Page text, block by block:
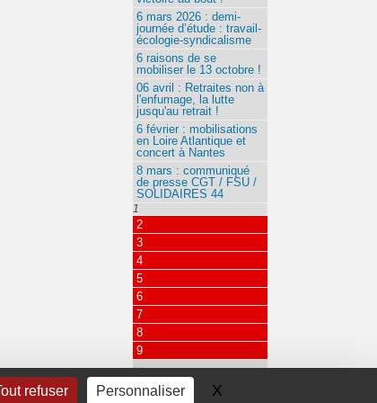
refuser Personnaliser X
6 mars 2026 : demi-
journée d’étude : travail-
écologie-syndicalisme
6 raisons de se
mobiliser le 13 octobre !
06 avril : Retraites non à
l'enfumage, la lutte
jusqu'au retrait !
6 février : mobilisations
en Loire Atlantique et
concert à Nantes
8 mars : communiqué
de presse CGT / FSU /
SOLIDAIRES 44
1
2
3
4
5
6
7
8
9
…
115